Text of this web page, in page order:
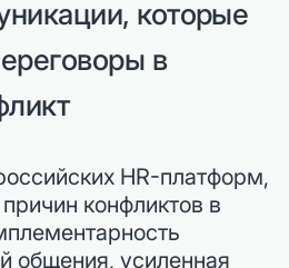
которые
в
HR-платформ,
конфликтов в
общения, усиленная